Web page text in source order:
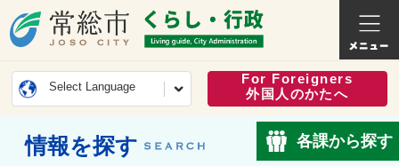
常総市公式ホームページ
くらし
Select Language
For Foreigners
外国人のかたへ
情報を探す 各課から探す